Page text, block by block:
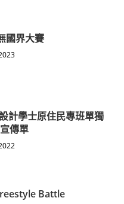
國界大賽
計學士原住民專班單獨
傳單
Battle